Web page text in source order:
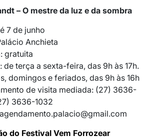
– O mestre da luz e da sombra
7 de junho
Anchieta
gratuita
de terça a sexta-feira, das 9h às 17h.
domingos e feriados, das 9h às 16h
de visita mediada: (27) 3636-
3636-1032
do Festival Vem Forrozear